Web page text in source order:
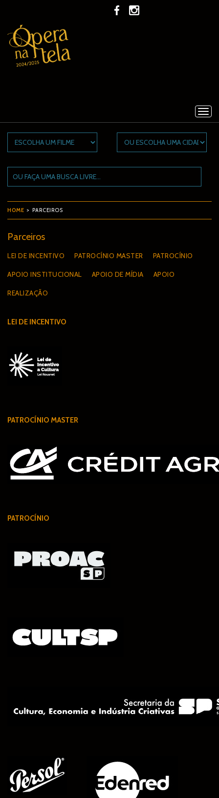
HOME > PARCEIROS
Parceiros
LEI DE INCENTIVO PATROCÍNIO MASTER PATROCÍNIO
APOIO INSTITUCIONAL APOIO DE MÍDIA APOIO
REALIZAÇÃO
LEI DE INCENTIVO
PATROCÍNIO MASTER
PATROCÍNIO